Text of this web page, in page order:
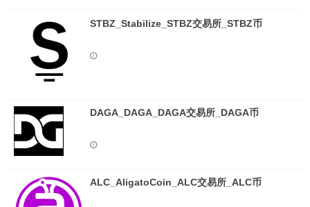
STBZ_Stabilize_STBZ交易所_STBZ币
DAGA_DAGA_DAGA交易所_DAGA币
ALC_AligatoCoin_ALC交易所_ALC币